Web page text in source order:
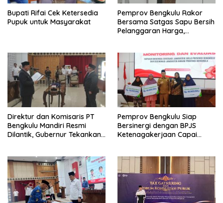
Bupati Rifai Cek Ketersedia
Pupuk untuk Masyarakat
Pemprov Bengkulu Rakor
Bersama Satgas Sapu Bersih
Pelanggaran Harga,
Masih Jadi Sorotan
Direktur dan Komisaris PT
Bengkulu Mandiri Resmi
Dilantik, Gubernur Tekankan
Pemprov Bengkulu Siap
Bersinergi dengan BPJS
Ketenagakerjaan Capai